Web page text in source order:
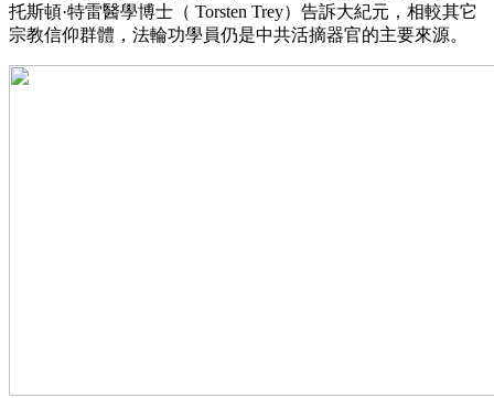
托斯頓·特雷醫學博士（ Torsten Trey）告訴大紀元，相較其它
宗教信仰群體，法輪功學員仍是中共活摘器官的主要來源。